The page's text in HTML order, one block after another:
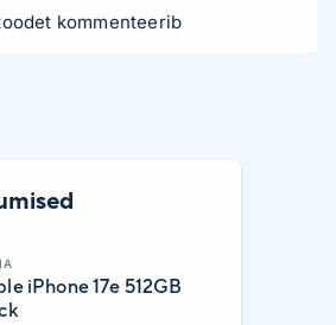
kommenteerib
iPhone 17e 512GB